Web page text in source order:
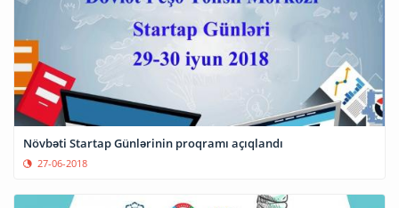
Növbəti Startap Günlərinin proqramı açıqlandı
27-06-2018